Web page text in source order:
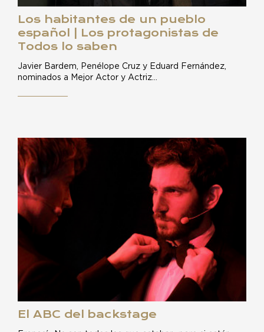
Los habitantes de un pueblo
español | Los protagonistas de
Todos lo saben
Javier Bardem, Penélope Cruz y Eduard Fernández,
nominados a Mejor Actor y Actriz…
El ABC del backstage